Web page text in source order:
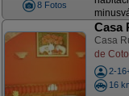
8 Fotos
Casa
Casa
de
2-
16